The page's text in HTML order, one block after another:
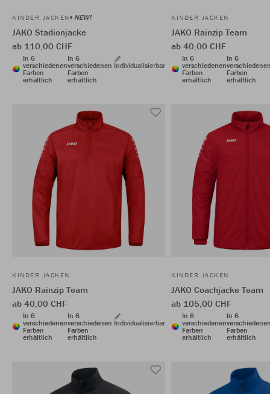
KINDER JACKEN NEW!
JAKO Stadionjacke
ab 110,00 CHF
In 6
verschiedenen
Farben
erhältlich
In 6
verschiedenen
Farben
erhältlich
Individualisierbar
KINDER JACKEN
JAKO Rainzip Team
ab 40,00 CHF
In 6
verschiedenen
Farben
erhältlich
In 6
Farben
erhältlich
KINDER JACKEN
JAKO Rainzip Team
ab 40,00 CHF
In 6
verschiedenen
Farben
erhältlich
In 6
verschiedenen
Farben
erhältlich
Individualisierbar
KINDER JACKEN
JAKO Coachjacke Team
ab 105,00 CHF
In 6
verschiedenen
Farben
erhältlich
In 6
Farben
erhältlich